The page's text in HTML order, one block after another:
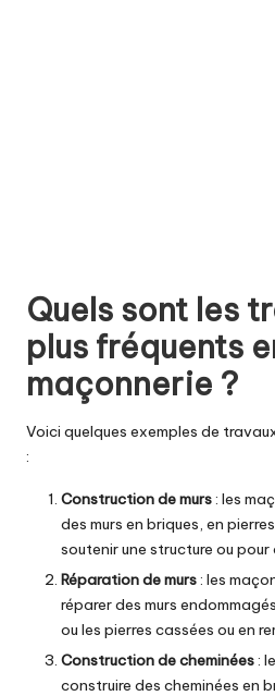
Quels sont les
plus fréquents
maçonnerie ?
Voici quelques exemples de
:
Construction de murs: les
des murs en briques, en
soutenir une structure ou pour
Réparation de murs: les
réparer des murs
ou les pierres cassées ou en
Construction de cheminées:
construire des cheminées en